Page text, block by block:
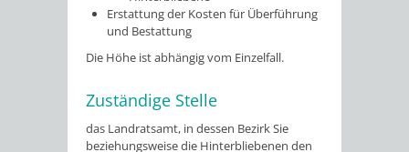
Erstattung der Kosten für Überführung
und Bestattung
Die Höhe ist abhängig vom Einzelfall.
Zuständige Stelle
das Landratsamt, in dessen Bezirk Sie
beziehungsweise die Hinterbliebenen den